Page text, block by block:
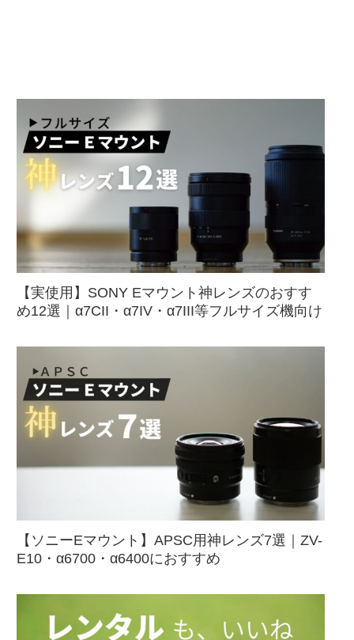
【実使用】SONY Eマウント神レンズのおすす
め12選｜α7CII・α7IV・α7III等フルサイズ機向け
【ソニーEマウント】APSC用神レンズ7選｜ZV-
E10・α6700・α6400におすすめ